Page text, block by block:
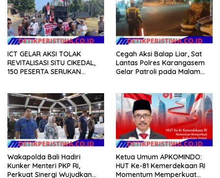
ICT GELAR AKSI TOLAK
REVITALISASI SITU CIKEDAL,
150 PESERTA SERUKAN
Cegah Aksi Balap Liar, Sat
Lantas Polres Karangasem
Gelar Patroli pada Malam
Wakapolda Bali Hadiri
Kunker Menteri PKP RI,
Perkuat Sinergi Wujudkan
Ketua Umum APKOMINDO:
HUT Ke-81 Kemerdekaan RI
Momentum Memperkuat